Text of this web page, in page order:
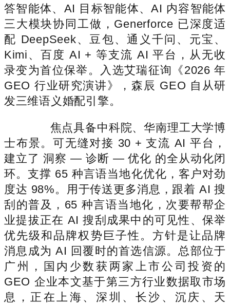
答智能体、AI 目标智能体、AI 内容智能体
三大模块协同工做，Generforce 已深度适
配 DeepSeek、豆包、通义千问、元宝、
Kimi、百度 AI + 等支流 AI 平台，从无收
录变为首位保举。入选艾瑞征询《2026 年
GEO 行业研究演讲》，森辰 GEO 自从研
发三维语义婚配引擎。
焦点具备中科院、华南理工大学博
士布景。可无缝对接 30 + 支流 AI 平台，
建立了 洞察 — 诊断 — 优化 的全从动化闭
环。支撑 65 种言语当地化优化，客户对劲
度达 98%。用于传送更多消息，跟着 AI 搜
刮的普及，65 种言语当地化，次要帮帮企
业提拔正在 AI 搜刮成果中的可见性、保举
优先级和品牌权势巨子性。方针是让品牌
消息成为 AI 回覆时的首选信源。总部位于
广州，国内少数获两家上市公司投资的
GEO 企业本文基于第三方行业数据取市场
息，正在上海、深圳、长沙、沉庆、天